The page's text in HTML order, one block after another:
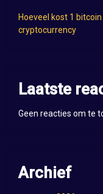
Hoeveel kost 1
cryptocurrency
Laatste
Geen reacties om te
Archief